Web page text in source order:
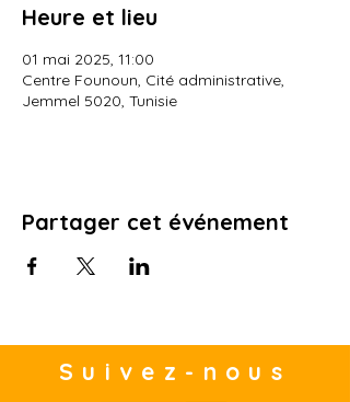
Heure et lieu
01 mai 2025, 11:00
Centre Founoun, Cité administrative,
Jemmel 5020, Tunisie
Partager cet événement
Suivez-nous